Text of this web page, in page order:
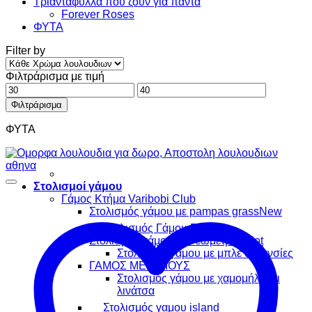
Στολισμοί γάμου
Γάμος Κτήμα Varibobi Club
Στολισμός γάμου με pampas grass
Στολισμός Γάμου Elegant
Στολισμός γάμου μέ Γεωμετρικά
Στολισμός γάμου με μπλέ ορτανσίες
ΓΑΜΟΣ ΜΕ ΗΛΙΟΥΣ
Στολισμός γάμου με χαμομήλι και
λινάτσα
Στολισμός γαμου island
Forever Roses
ΦΥΤΑ
Filter by
Φιλτράρισμα με τιμή
Ελάχιστη
τιμή
Μέγιστη
τιμή
Φιλτράρισμα
ΦΥΤΑ